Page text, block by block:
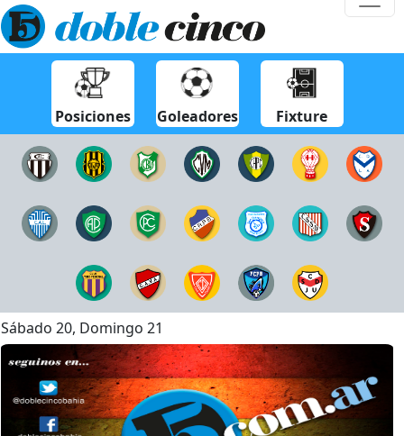
Posiciones Goleadores Fixture
Sábado 20, Domingo 21